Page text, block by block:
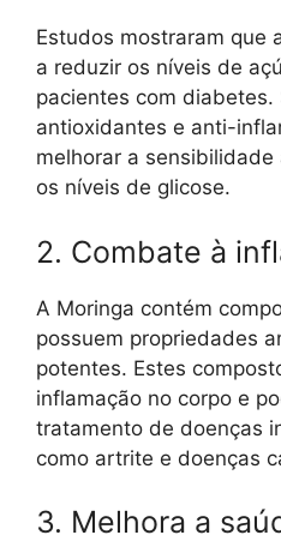
Estudos mostraram que
a reduzir os níveis de
pacientes com diabetes.
antioxidantes e anti-
melhorar a
os níveis de glicose.
2. Combate à
A Moringa contém
possuem propriedades
potentes. Estes
inflamação no corpo e
tratamento de doenças
como artrite e doenças
3. Melhora a